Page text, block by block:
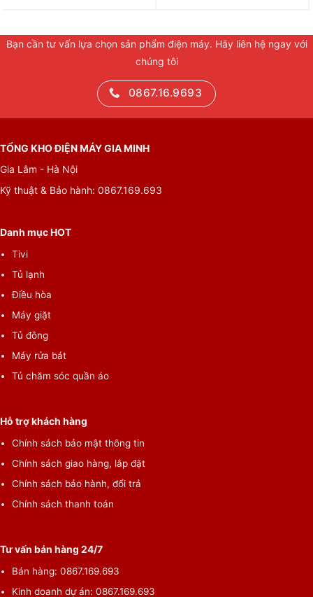
Bạn cần tư vấn lựa chọn sản phẩm điện máy. Hãy liên hệ ngay với
chúng tôi
0867.16.9693
TỔNG KHO ĐIỆN MÁY GIA MINH
Gia Lâm - Hà Nội
Kỹ thuật & Bảo hành: 0867.169.693
Danh mục HOT
Tivi
Tủ lạnh
Điều hòa
Máy giặt
Tủ đông
Máy rửa bát
Tủ chăm sóc quần áo
Hỗ trợ khách hàng
Chính sách bảo mật thông tin
Chính sách giao hàng, lắp đặt
Chính sách bảo hành, đổi trả
Chính sách thanh toán
Tư vấn bán hàng 24/7
Bán hàng: 0867.169.693
Kinh doanh dự án: 0867.169.693